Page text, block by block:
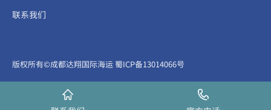
联系我们
​​​版权所有©成都达翔国际海运 蜀ICP备13014066号